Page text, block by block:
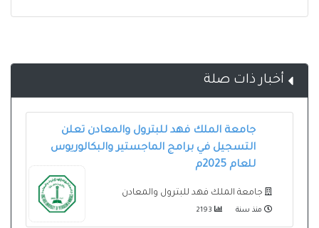
أخبار ذات صلة
جامعة الملك فهد للبترول والمعادن تعلن
التسجيل في برامج الماجستير والبكالوريوس
للعام 2025م
جامعة الملك فهد للبترول والمعادن
منذ سنة